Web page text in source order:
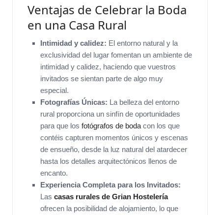
Ventajas de Celebrar la Boda
en una Casa Rural
Intimidad y calidez: El entorno natural y la
exclusividad del lugar fomentan un ambiente de
intimidad y calidez, haciendo que vuestros
invitados se sientan parte de algo muy
especial.
Fotografías Únicas: La belleza del entorno
rural proporciona un sinfín de oportunidades
para que los fotógrafos de boda con los que
contéis capturen momentos únicos y escenas
de ensueño, desde la luz natural del atardecer
hasta los detalles arquitectónicos llenos de
encanto.
Experiencia Completa para los Invitados:
Las casas rurales de Grian Hostelería
ofrecen la posibilidad de alojamiento, lo que